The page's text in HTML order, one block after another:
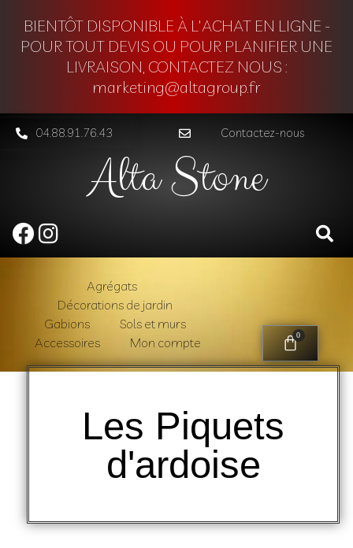
BIENTÔT DISPONIBLE À L'ACHAT EN LIGNE -
POUR TOUT DEVIS OU POUR PLANIFIER UNE
LIVRAISON, CONTACTEZ NOUS :
marketing@altagroup.fr
04.88.91.76.43 Contactez-nous
Alta Stone
Agrégats
Décorations de jardin
Gabions
Sols et murs
Accessoires
Mon compte 0
Les Piquets
d'ardoise